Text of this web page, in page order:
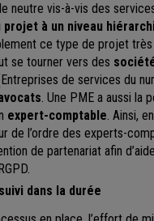
neutre vis-à-vis des
projet à un niveau
ce type de projet très
se tourner vers des
de services du
. Une PME a aussi la
expert-comptable. Ainsi,
de l’ordre des experts-
de partenariat afin
dans la durée